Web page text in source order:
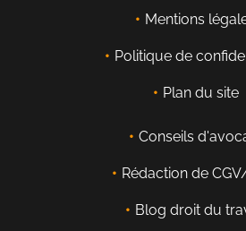
Mentions
Politique de
Plan du site
Conseils
Rédaction de
Blog droit du